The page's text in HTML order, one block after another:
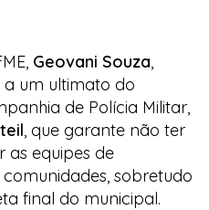
Geovani Souza,
um ultimato do
de Polícia Militar,
, que garante não ter
as equipes de
sobretudo
final do municipal.